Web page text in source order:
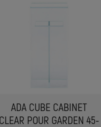
ADA CUBE CABINET
CLEAR POUR GARDEN 45-